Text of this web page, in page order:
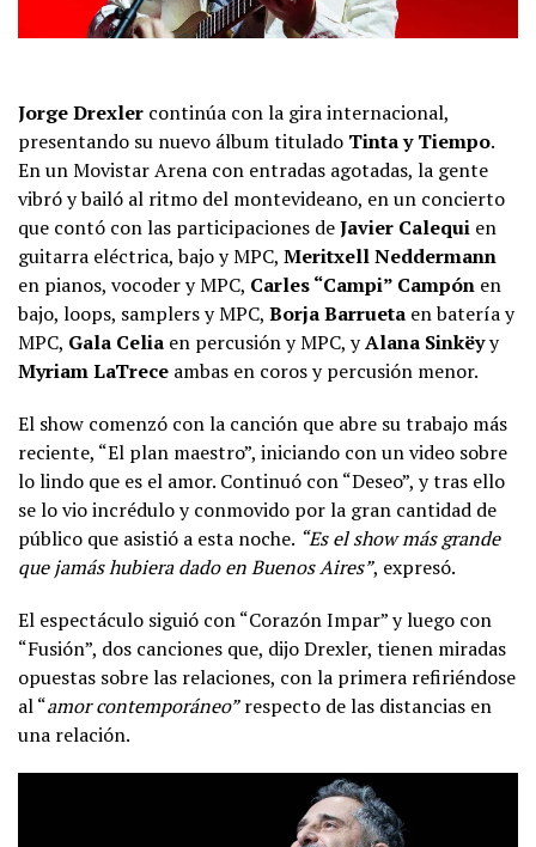
Jorge Drexler continúa con la gira internacional,
presentando su nuevo álbum titulado Tinta y Tiempo.
En un Movistar Arena con entradas agotadas, la gente
vibró y bailó al ritmo del montevideano, en un concierto
que contó con las participaciones deJavier Calequi en
guitarra eléctrica, bajo y MPC, Meritxell Neddermann
en pianos, vocoder y MPC, Carles “Campi” Campón en
bajo, loops, samplers y MPC, Borja Barrueta en batería y
MPC, Gala Celia en percusión y MPC, yAlana Sinkëyy
Myriam LaTrece ambas en coros y percusión menor.
El show comenzó con la canción que abre su trabajo más
reciente, “El plan maestro”, iniciando con un video sobre
lo lindo que es el amor. Continuó con “Deseo”, y tras ello
se lo vio incrédulo y conmovido por la gran cantidad de
público que asistió a esta noche. “Es el show más grande
que jamás hubiera dado en Buenos Aires”, expresó.
El espectáculo siguió con “Corazón Impar” y luego con
“Fusión”, dos canciones que, dijo Drexler, tienen miradas
opuestas sobre las relaciones, con la primera refiriéndose
al “amor contemporáneo”respecto de las distancias en
una relación.